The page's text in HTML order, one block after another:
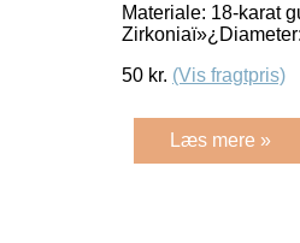
Materiale: 18-karat
50 kr. (Vis fragtpris)
Læs mere »